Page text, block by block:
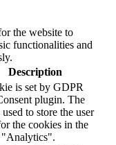
the website to
functionalities and
Description
is set by GDPR
plugin. The
to store the user
the cookies in the
"Analytics".